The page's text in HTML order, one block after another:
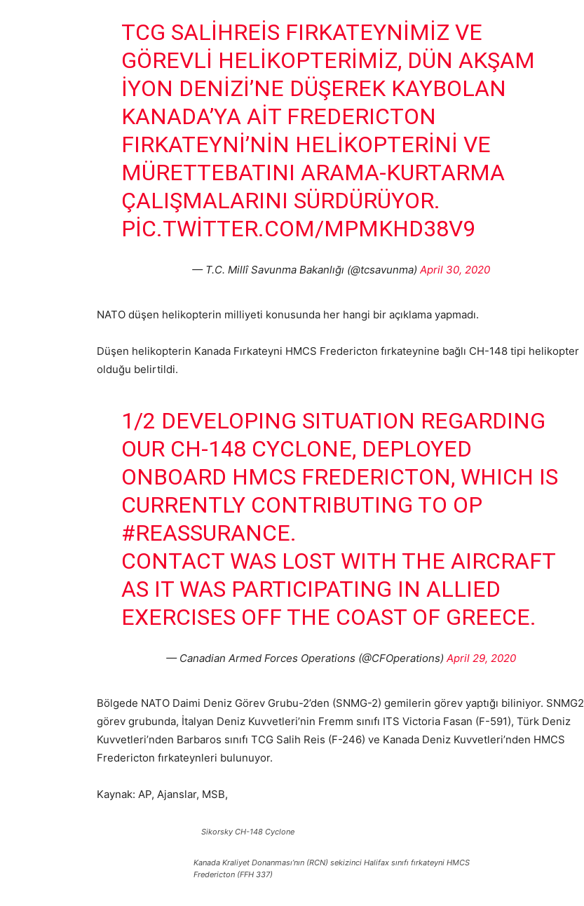
TCG SALİHREİS FIRKATEYNIMIZ VE
GÖREVLI HELIKOPTERIMIZ, DÜN AKŞAM
İYON DENIZI’NE DÜŞEREK KAYBOLAN
KANADA’YA AIT FREDERICTON
FIRKATEYNI’NIN HELIKOPTERINI VE
MÜRETTEBATINI ARAMA-KURTARMA
ÇALIŞMALARINI SÜRDÜRÜYOR.
PIC.TWITTER.COM/MPMKHD38V9
— T.C. Millî Savunma Bakanlığı (@tcsavunma) April 30, 2020
NATO düşen helikopterin milliyeti konusunda her hangi bir açıklama yapmadı.
Düşen helikopterin Kanada Fırkateyni HMCS Fredericton fırkateynine bağlı CH-148 tipi helikopter
olduğu belirtildi.
1/2 DEVELOPING SITUATION REGARDING
OUR CH-148 CYCLONE, DEPLOYED
ONBOARD HMCS FREDERICTON, WHICH IS
CURRENTLY CONTRIBUTING TO OP
#REASSURANCE.
CONTACT WAS LOST WITH THE AIRCRAFT
AS IT WAS PARTICIPATING IN ALLIED
EXERCISES OFF THE COAST OF GREECE.
— Canadian Armed Forces Operations (@CFOperations) April 29, 2020
Bölgede NATO Daimi Deniz Görev Grubu-2’den (SNMG-2) gemilerin görev yaptığı biliniyor. SNMG2
görev grubunda, İtalyan Deniz Kuvvetleri’nin Fremm sınıfı ITS Victoria Fasan (F-591), Türk Deniz
Kuvvetleri’nden Barbaros sınıfı TCG Salih Reis (F-246) ve Kanada Deniz Kuvvetleri’nden HMCS
Fredericton fırkateynleri bulunuyor.
Kaynak: AP, Ajanslar, MSB,
Sikorsky CH-148 Cyclone
Kanada Kraliyet Donanması’nın (RCN) sekizinci Halifax sınıfı fırkateyni HMCS
Fredericton (FFH 337)